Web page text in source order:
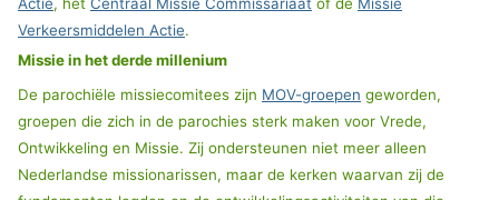
Verkeersmiddelen Actie.
Missie in het derde millenium
De parochiële missiecomitees zijn MOV-groepen geworden,
groepen die zich in de parochies sterk maken voor Vrede,
Ontwikkeling en Missie. Zij ondersteunen niet meer alleen
Nederlandse missionarissen, maar de kerken waarvan zij de